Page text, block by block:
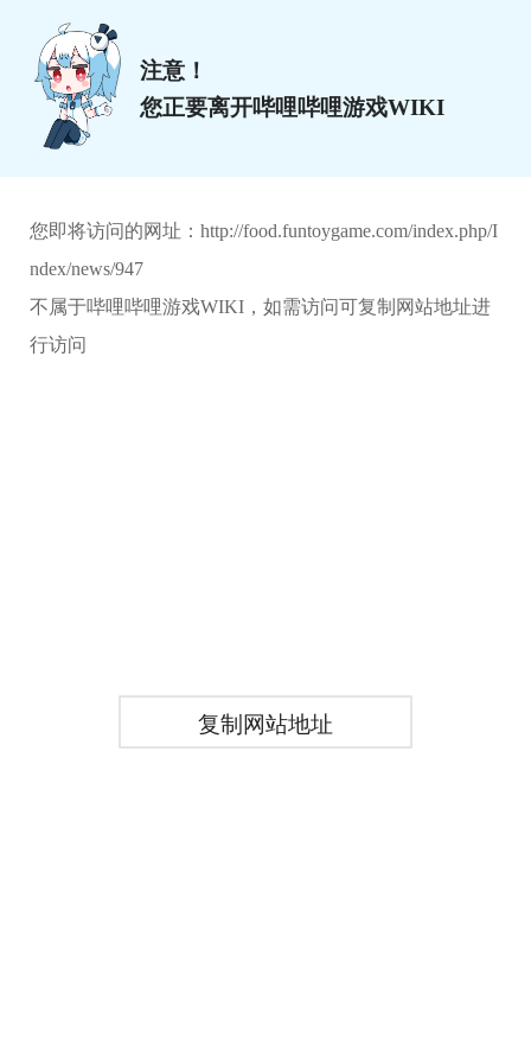
注意！
您正要离开哔哩哔哩游戏WIKI
您即将访问的网址： http://food.funtoygame.com/index.php/I
ndex/news/947
不属于哔哩哔哩游戏WIKI，如需访问可复制网站地址进
行访问
复制网站地址